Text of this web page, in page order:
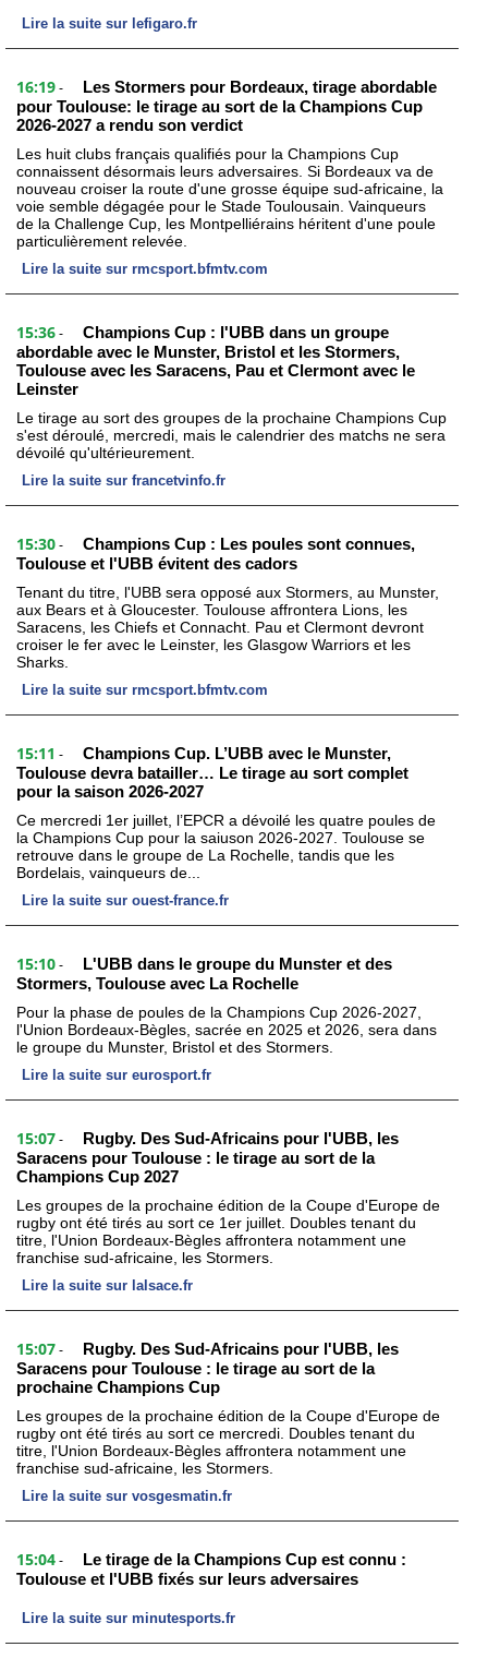
Lire la suite sur lefigaro.fr
16:19 -
Les Stormers pour Bordeaux, tirage abordable
pour Toulouse: le tirage au sort de la Champions Cup
2026-2027 a rendu son verdict
Les huit clubs français qualifiés pour la Champions Cup
connaissent désormais leurs adversaires. Si Bordeaux va de
nouveau croiser la route d'une grosse équipe sud-africaine, la
voie semble dégagée pour le Stade Toulousain. Vainqueurs
de la Challenge Cup, les Montpelliérains héritent d'une poule
particulièrement relevée.
Lire la suite sur rmcsport.bfmtv.com
15:36 -
Champions Cup : l'UBB dans un groupe
abordable avec le Munster, Bristol et les Stormers,
Toulouse avec les Saracens, Pau et Clermont avec le
Leinster
Le tirage au sort des groupes de la prochaine Champions Cup
s'est déroulé, mercredi, mais le calendrier des matchs ne sera
dévoilé qu'ultérieurement.
Lire la suite sur francetvinfo.fr
15:30 -
Champions Cup : Les poules sont connues,
Toulouse et l'UBB évitent des cadors
Tenant du titre, l'UBB sera opposé aux Stormers, au Munster,
aux Bears et à Gloucester. Toulouse affrontera Lions, les
Saracens, les Chiefs et Connacht. Pau et Clermont devront
croiser le fer avec le Leinster, les Glasgow Warriors et les
Sharks.
Lire la suite sur rmcsport.bfmtv.com
15:11 -
Champions Cup. L’UBB avec le Munster,
Toulouse devra batailler… Le tirage au sort complet
pour la saison 2026-2027
Ce mercredi 1er juillet, l’EPCR a dévoilé les quatre poules de
la Champions Cup pour la saiuson 2026-2027. Toulouse se
retrouve dans le groupe de La Rochelle, tandis que les
Bordelais, vainqueurs de...
Lire la suite sur ouest-france.fr
15:10 -
L'UBB dans le groupe du Munster et des
Stormers, Toulouse avec La Rochelle
Pour la phase de poules de la Champions Cup 2026-2027,
l'Union Bordeaux-Bègles, sacrée en 2025 et 2026, sera dans
le groupe du Munster, Bristol et des Stormers.
Lire la suite sur eurosport.fr
15:07 -
Rugby. Des Sud-Africains pour l'UBB, les
Saracens pour Toulouse : le tirage au sort de la
Champions Cup 2027
Les groupes de la prochaine édition de la Coupe d'Europe de
rugby ont été tirés au sort ce 1er juillet. Doubles tenant du
titre, l'Union Bordeaux-Bègles affrontera notamment une
franchise sud-africaine, les Stormers.
Lire la suite sur lalsace.fr
15:07 -
Rugby. Des Sud-Africains pour l'UBB, les
Saracens pour Toulouse : le tirage au sort de la
prochaine Champions Cup
Les groupes de la prochaine édition de la Coupe d'Europe de
rugby ont été tirés au sort ce mercredi. Doubles tenant du
titre, l'Union Bordeaux-Bègles affrontera notamment une
franchise sud-africaine, les Stormers.
Lire la suite sur vosgesmatin.fr
15:04 -
Le tirage de la Champions Cup est connu :
Toulouse et l'UBB fixés sur leurs adversaires
Lire la suite sur minutesports.fr